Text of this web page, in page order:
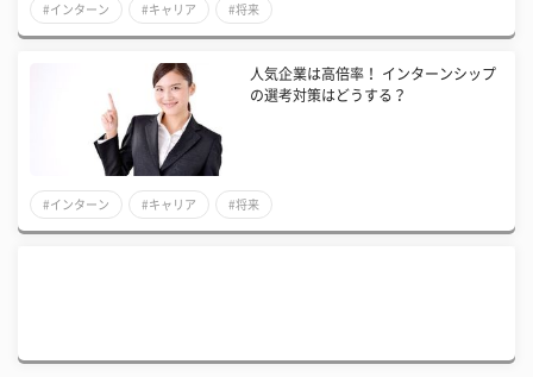
#インターン #キャリア #将来
人気企業は高倍率！ インターンシップ
の選考対策はどうする？
#インターン #キャリア #将来